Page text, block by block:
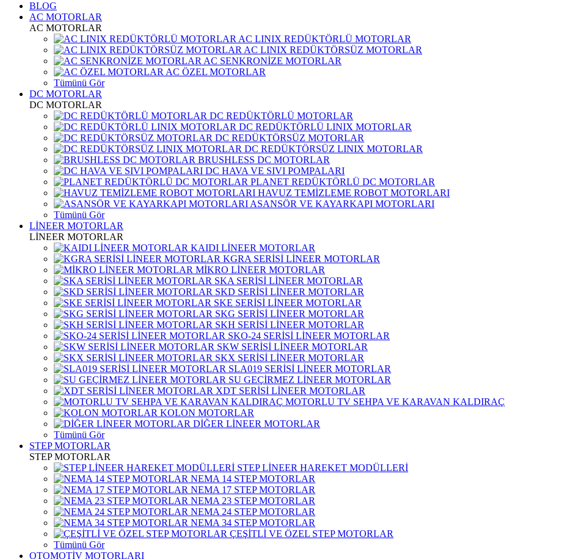
BLOG
AC MOTORLAR
AC MOTORLAR
AC LINIX REDÜKTÖRLÜ MOTORLAR
AC LINIX REDÜKTÖRSÜZ MOTORLAR
AC SENKRONİZE MOTORLAR
AC ÖZEL MOTORLAR
Tümünü Gör
DC MOTORLAR
DC MOTORLAR
DC REDÜKTÖRLÜ MOTORLAR
DC REDÜKTÖRLÜ LINIX MOTORLAR
DC REDÜKTÖRSÜZ MOTORLAR
DC REDÜKTÖRSÜZ LINIX MOTORLAR
BRUSHLESS DC MOTORLAR
DC HAVA VE SIVI POMPALARI
PLANET REDÜKTÖRLÜ DC MOTORLAR
HAVUZ TEMİZLEME ROBOT MOTORLARI
ASANSÖR VE KAYARKAPI MOTORLARI
Tümünü Gör
LİNEER MOTORLAR
LİNEER MOTORLAR
KAIDI LİNEER MOTORLAR
KGRA SERİSİ LİNEER MOTORLAR
MİKRO LİNEER MOTORLAR
SKA SERİSİ LİNEER MOTORLAR
SKD SERİSİ LİNEER MOTORLAR
SKE SERİSİ LİNEER MOTORLAR
SKG SERİSİ LİNEER MOTORLAR
SKH SERİSİ LİNEER MOTORLAR
SKO-24 SERİSİ LİNEER MOTORLAR
SKW SERİSİ LİNEER MOTORLAR
SKX SERİSİ LİNEER MOTORLAR
SLA019 SERİSİ LİNEER MOTORLAR
SU GEÇİRMEZ LİNEER MOTORLAR
XDT SERİSİ LİNEER MOTORLAR
MOTORLU TV SEHPA VE KARAVAN KALDIRAÇ
KOLON MOTORLAR
DİĞER LİNEER MOTORLAR
Tümünü Gör
STEP MOTORLAR
STEP MOTORLAR
STEP LİNEER HAREKET MODÜLLERİ
NEMA 14 STEP MOTORLAR
NEMA 17 STEP MOTORLAR
NEMA 23 STEP MOTORLAR
NEMA 24 STEP MOTORLAR
NEMA 34 STEP MOTORLAR
ÇEŞİTLİ VE ÖZEL STEP MOTORLAR
Tümünü Gör
OTOMOTİV MOTORLARI